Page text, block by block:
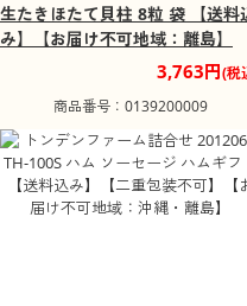
生たきほたて貝柱 8粒 袋 【送料
み】【お届け不可地域：離島】
3,763円(税
商品番号：0139200009